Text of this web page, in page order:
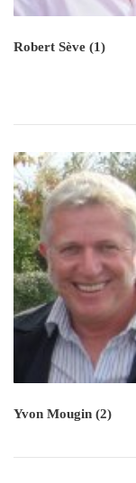
Robert Sève (1)
Yvon Mougin (2)